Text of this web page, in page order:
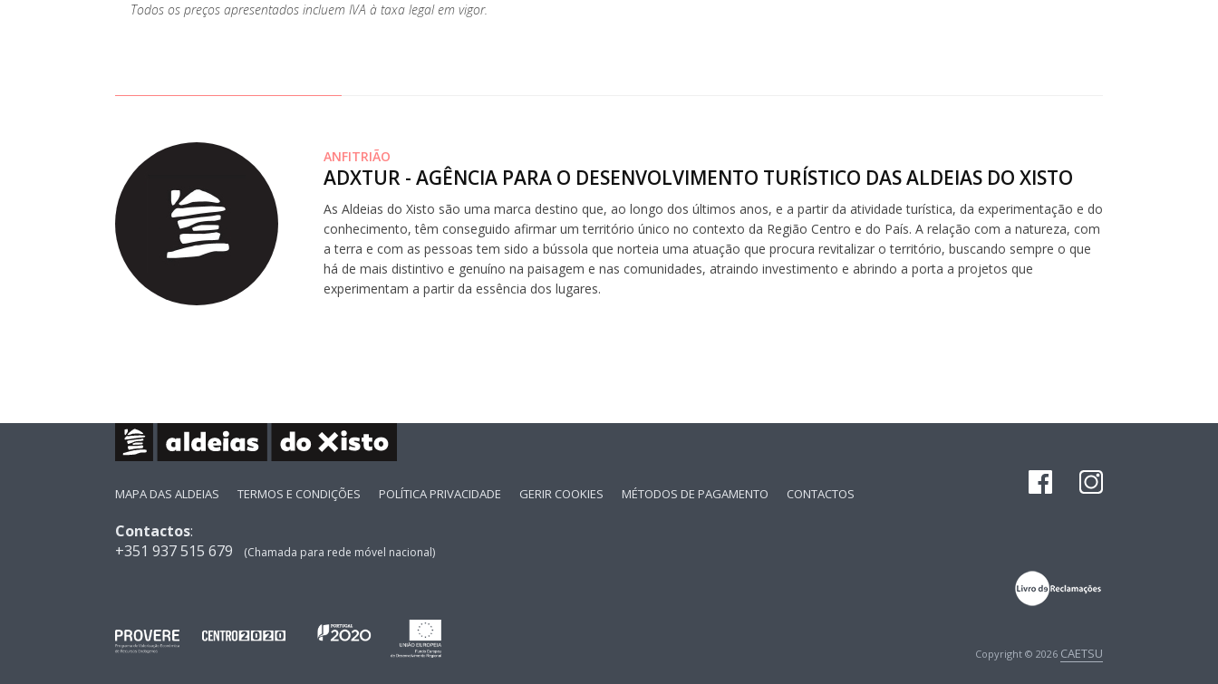
Todos os preços apresentados incluem IVA à taxa legal em vigor.
ANFITRIÃO
ADXTUR - AGÊNCIA PARA O DESENVOLVIMENTO TURÍSTICO DAS ALDEIAS DO XISTO
As Aldeias do Xisto são uma marca destino que, ao longo dos últimos anos, e a partir da atividade turística, da experimentação e do
conhecimento, têm conseguido afirmar um território único no contexto da Região Centro e do País. A relação com a natureza, com
a terra e com as pessoas tem sido a bússola que norteia uma atuação que procura revitalizar o território, buscando sempre o que
há de mais distintivo e genuíno na paisagem e nas comunidades, atraindo investimento e abrindo a porta a projetos que
experimentam a partir da essência dos lugares.
MAPA DAS ALDEIAS TERMOS E CONDIÇÕES POLÍTICA PRIVACIDADE GERIR COOKIES MÉTODOS DE PAGAMENTO CONTACTOS
Contactos:
+351 937 515 679
(Chamada para rede móvel nacional)
Copyright © 2026 CAETSU